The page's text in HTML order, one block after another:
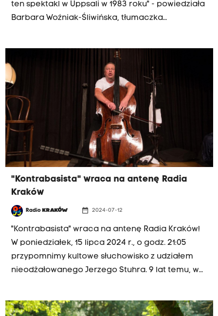
ten spektakl w Uppsali w 1983 roku" - powiedziała
Barbara Woźniak-Śliwińska, tłumaczka
"Kontrabasista" wraca na antenę Radia
Kraków
Radio KRAKÓW date_range 2024-07-12
"Kontrabasista" wraca na antenę Radia Kraków!
W poniedziałek, 15 lipca 2024 r., o godz. 21:05
przypomnimy kultowe słuchowisko z udziałem
nieodżałowanego Jerzego Stuhra. 9 lat temu, w
radiową publicznością.